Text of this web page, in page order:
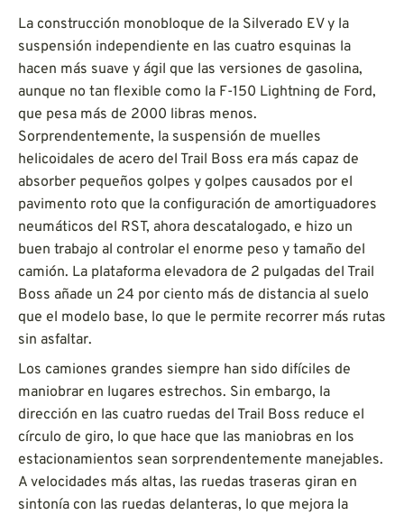
La construcción monobloque de la Silverado EV y la
suspensión independiente en las cuatro esquinas la
hacen más suave y ágil que las versiones de gasolina,
aunque no tan flexible como la F-150 Lightning de Ford,
que pesa más de 2000 libras menos.
Sorprendentemente, la suspensión de muelles
helicoidales de acero del Trail Boss era más capaz de
absorber pequeños golpes y golpes causados por el
pavimento roto que la configuración de amortiguadores
neumáticos del RST, ahora descatalogado, e hizo un
buen trabajo al controlar el enorme peso y tamaño del
camión. La plataforma elevadora de 2 pulgadas del Trail
Boss añade un 24 por ciento más de distancia al suelo
que el modelo base, lo que le permite recorrer más rutas
sin asfaltar.
Los camiones grandes siempre han sido difíciles de
maniobrar en lugares estrechos. Sin embargo, la
dirección en las cuatro ruedas del Trail Boss reduce el
círculo de giro, lo que hace que las maniobras en los
estacionamientos sean sorprendentemente manejables.
A velocidades más altas, las ruedas traseras giran en
sintonía con las ruedas delanteras, lo que mejora la